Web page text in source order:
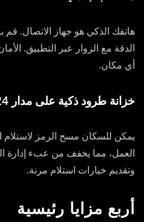
هاتفك الذكي هو جهاز الاتصال. قم
الدقة مع الزوار عبر التطبيق.
أي مكان.
خزانة طرود ذكية على مدار 24 ساعة
يمكن للسكان مسح الرمز
العمل، مما يخفف من عبء إدارة
وتقديم خيارات استلام مرنة.
أربع مزايا رئيسية